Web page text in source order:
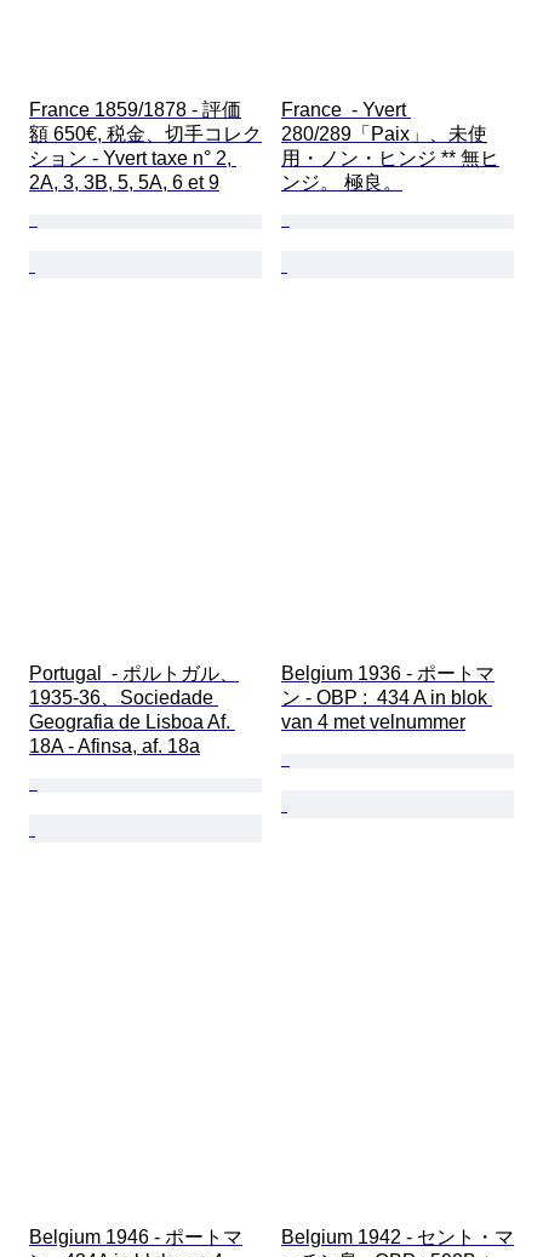
France 1859/1878 - 評価
額 650€, 税金、切手コレク
ション - Yvert taxe n° 2,
2A, 3, 3B, 5, 5A, 6 et 9
France  - Yvert
280/289「Paix」、未使
用・ノン・ヒンジ ** 無ヒ
ンジ。 極良。
Portugal  - ポルトガル、
1935-36、Sociedade
Geografia de Lisboa Af.
18A - Afinsa, af. 18a
Belgium 1936 - ポートマ
ン - OBP :  434 A in blok
van 4 met velnummer
Belgium 1946 - ポートマ
Belgium 1942 - セント・マ